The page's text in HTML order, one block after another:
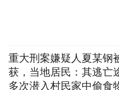
板，而五菱这款“大号
与实用性得到更好的
重大刑案嫌疑人夏某钢
获，当地居民：其逃亡
多次潜入村民家中偷食